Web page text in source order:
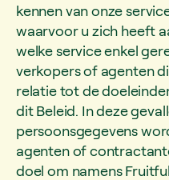
kennen van onze
waarvoor u zich heeft
welke service enkel
verkopers of agenten
relatie tot de
dit Beleid. In deze
persoonsgegevens
agenten of
doel om namens